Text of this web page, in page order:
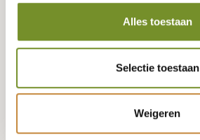
Alles toestaan
Selectie toestaan
Weigeren
Türanschlag